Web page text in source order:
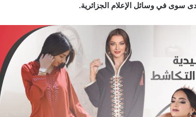
في وسائل الإعلام الجزائرية.